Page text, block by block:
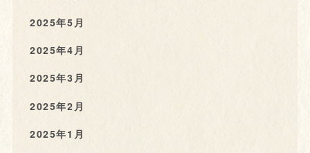
2025年5月
2025年4月
2025年3月
2025年2月
2025年1月